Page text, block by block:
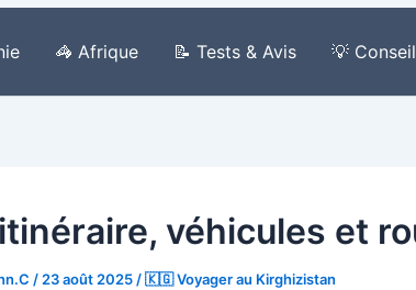
🦓 Afrique 📝 Tests & Avis 💡
véhicules et
/ 23 août 2025 /🇰🇬 Voyager au Kirghizistan